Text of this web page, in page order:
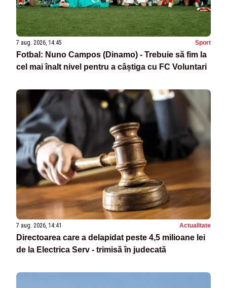
7 aug. 2026, 14:45 Sport
Fotbal: Nuno Campos (Dinamo) - Trebuie să fim la
cel mai înalt nivel pentru a câștiga cu FC Voluntari
7 aug. 2026, 14:41 Actualitate
Directoarea care a delapidat peste 4,5 milioane lei
de la Electrica Serv - trimisă în judecată